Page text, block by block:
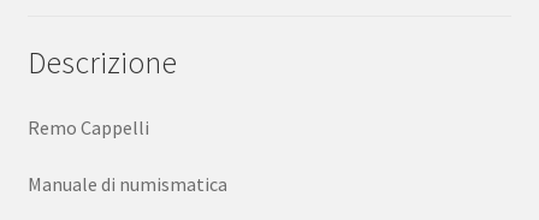
Descrizione
Remo Cappelli
Manuale di numismatica